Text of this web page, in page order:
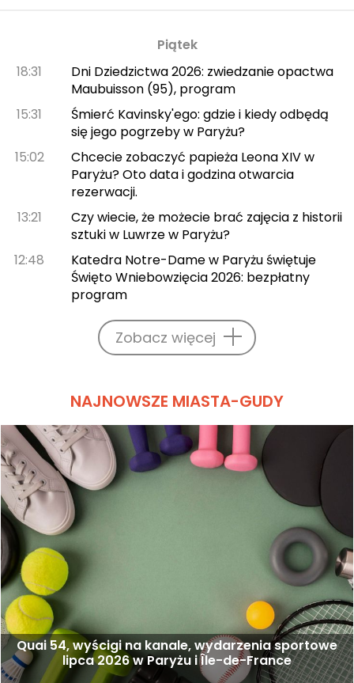
Piątek
18:31
Dni Dziedzictwa 2026: zwiedzanie opactwa
Maubuisson (95), program
15:31
Śmierć Kavinsky'ego: gdzie i kiedy odbędą
się jego pogrzeby w Paryżu?
15:02
Chcecie zobaczyć papieża Leona XIV w
Paryżu? Oto data i godzina otwarcia
rezerwacji.
13:21
Czy wiecie, że możecie brać zajęcia z historii
sztuki w Luwrze w Paryżu?
12:48
Katedra Notre-Dame w Paryżu świętuje
Święto Wniebowzięcia 2026: bezpłatny
program
Zobacz więcej
NAJNOWSZE MIASTA-GUDY
Quai 54, wyścigi na kanale, wydarzenia sportowe
lipca 2026 w Paryżu i Île-de-France